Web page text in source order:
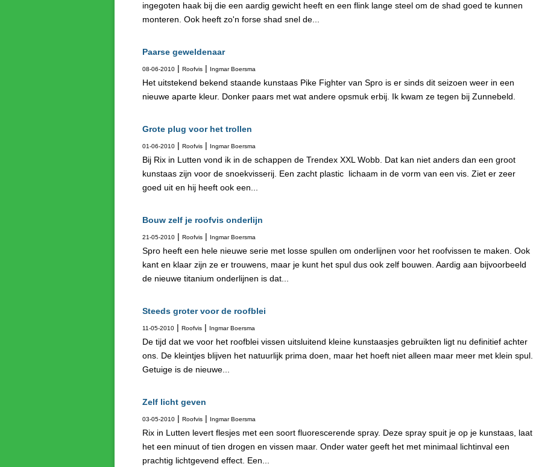
ingegoten haak bij die een aardig gewicht heeft en een flink lange steel om de shad goed te kunnen
monteren. Ook heeft zo'n forse shad snel de...
Paarse geweldenaar
08-06-2010 | Roofvis | Ingmar Boersma
Het uitstekend bekend staande kunstaas Pike Fighter van Spro is er sinds dit seizoen weer in een
nieuwe aparte kleur. Donker paars met wat andere opsmuk erbij. Ik kwam ze tegen bij Zunnebeld.
Grote plug voor het trollen
01-06-2010 | Roofvis | Ingmar Boersma
Bij Rix in Lutten vond ik in de schappen de Trendex XXL Wobb. Dat kan niet anders dan een groot
kunstaas zijn voor de snoekvisserij. Een zacht plastic lichaam in de vorm van een vis. Ziet er zeer
goed uit en hij heeft ook een...
Bouw zelf je roofvis onderlijn
21-05-2010 | Roofvis | Ingmar Boersma
Spro heeft een hele nieuwe serie met losse spullen om onderlijnen voor het roofvissen te maken. Ook
kant en klaar zijn ze er trouwens, maar je kunt het spul dus ook zelf bouwen. Aardig aan bijvoorbeeld
de nieuwe titanium onderlijnen is dat...
Steeds groter voor de roofblei
11-05-2010 | Roofvis | Ingmar Boersma
De tijd dat we voor het roofblei vissen uitsluitend kleine kunstaasjes gebruikten ligt nu definitief achter
ons. De kleintjes blijven het natuurlijk prima doen, maar het hoeft niet alleen maar meer met klein spul.
Getuige is de nieuwe...
Zelf licht geven
03-05-2010 | Roofvis | Ingmar Boersma
Rix in Lutten levert flesjes met een soort fluorescerende spray. Deze spray spuit je op je kunstaas, laat
het een minuut of tien drogen en vissen maar. Onder water geeft het met minimaal lichtinval een
prachtig lichtgevend effect. Een...